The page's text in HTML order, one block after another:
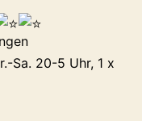
Sa. 20-5 Uhr, 1 x